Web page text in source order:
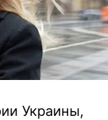
Украины,